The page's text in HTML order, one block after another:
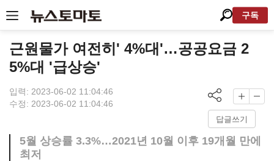
구독
근원물가 여전히' 4%대'…공공요금 2
5%대 '급상승'
입력: 2023-06-02 11:04:46
수정: 2023-06-02 11:04:46
답글쓰기
5월 상승률 3.3%…2021년 10월 이후 19개월 만에
최저